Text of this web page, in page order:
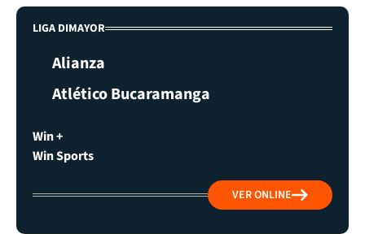
LIGA DIMAYOR
Alianza
Atlético Bucaramanga
Win +
Win Sports
VER ONLINE